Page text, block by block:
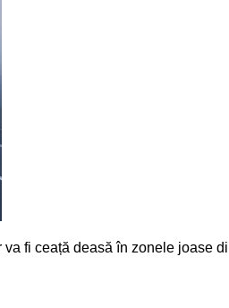
fi ceață deasă în zonele joase